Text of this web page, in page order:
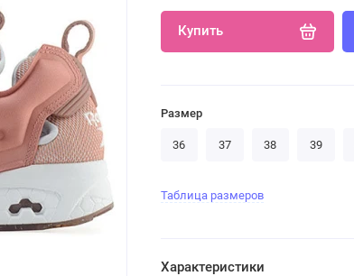
Купить
Размер
36 37 38 39
Таблица размеров
Характеристики